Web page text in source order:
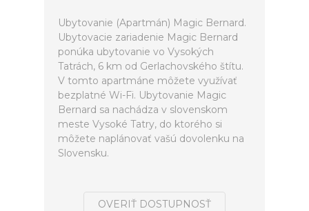
Ubytovanie (Apartmán) Magic Bernard.
Ubytovacie zariadenie Magic Bernard
ponúka ubytovanie vo Vysokých
Tatrách, 6 km od Gerlachovského štítu.
V tomto apartmáne môžete využívať
bezplatné Wi-Fi. Ubytovanie Magic
Bernard sa nachádza v slovenskom
meste Vysoké Tatry, do ktorého si
môžete naplánovať vašú dovolenku na
Slovensku.
OVERIŤ DOSTUPNOSŤ